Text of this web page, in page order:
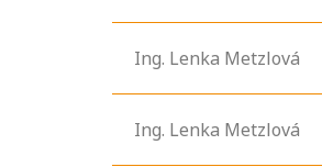
Ing. Lenka Metzlová
Ing. Lenka Metzlová